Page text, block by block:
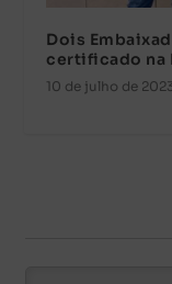
Dois
certificado na
10 de julho de